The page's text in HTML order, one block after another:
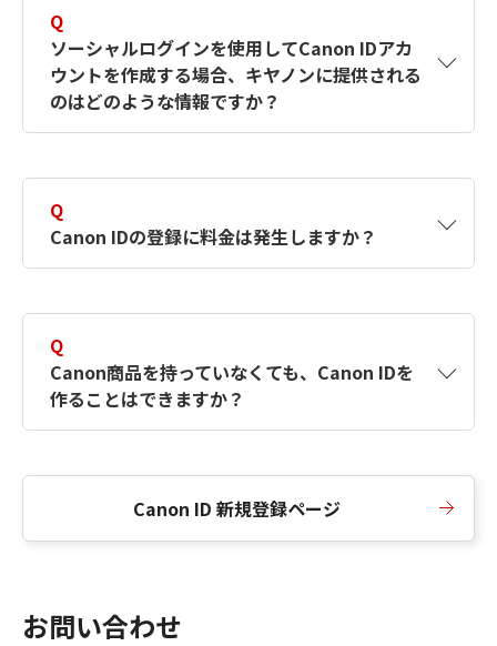
す。詳しい作成方法は【カメラ】Canon IDとは
何ですか？Canon IDの作成方法は？をご確認く
ださい。
Q
ソーシャルログインを使用してCanon IDアカ
ウントを作成する場合、キヤノンに提供される
のはどのような情報ですか？
択したサービスから取得します。アカウントを
簡単に作成できるように、この情報を使用して
Canon IDの登録フォームを入力します。
Q
Canon IDの登録に料金は発生しますか？
Q
Canon商品を持っていなくても、Canon IDを
作ることはできますか？
Canon ID 新規登録ページ
お問い合わせ